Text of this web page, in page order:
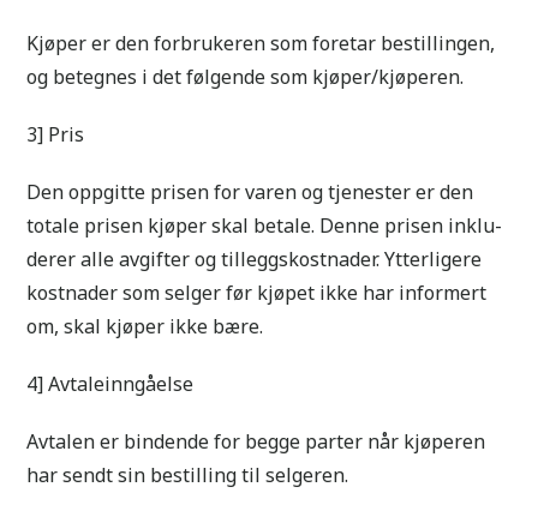
Kjøper er den forbrukeren som foretar bestillingen,
og betegnes i det følgende som kjøper/kjøperen.
3] Pris
Den oppgitte prisen for varen og tjenester er den
totale prisen kjøper skal betale. Denne prisen inklu-
derer alle avgifter og tilleggskostnader. Ytterligere
kostnader som selger før kjøpet ikke har informert
om, skal kjøper ikke bære.
4] Avtaleinngåelse
Avtalen er bindende for begge parter når kjøperen
har sendt sin bestilling til selgeren.